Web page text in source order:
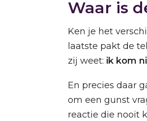
Waar is
Ken je het
laatste pakt de
zij weet: ik kom
En precies daar
om een gunst
reactie die nooit